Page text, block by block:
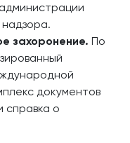
захоронение. По
документов
справка о